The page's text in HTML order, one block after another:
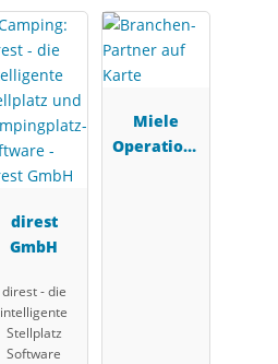
direst
GmbH
direst - die
intelligente
Stellplatz
Software
Miele
Operations